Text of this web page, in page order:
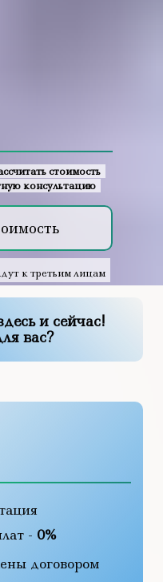
к третьим лицам
стоимость
консультацию
и сейчас!
вас?
- 0%
договором